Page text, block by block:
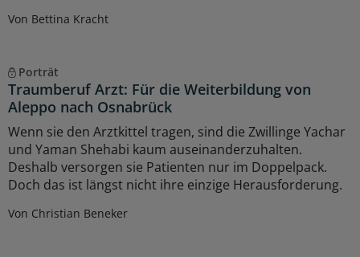
Von Bettina Kracht
Porträt
Traumberuf Arzt: Für die Weiterbildung von
Aleppo nach Osnabrück
Wenn sie den Arztkittel tragen, sind die Zwillinge Yachar
und Yaman Shehabi kaum auseinanderzuhalten.
Deshalb versorgen sie Patienten nur im Doppelpack.
Doch das ist längst nicht ihre einzige Herausforderung.
Von Christian Beneker